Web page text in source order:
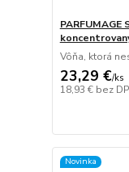
PARFUMAGE
Vôňa, ktorá
23,29 €/ks
18,93 € bez
Novinka